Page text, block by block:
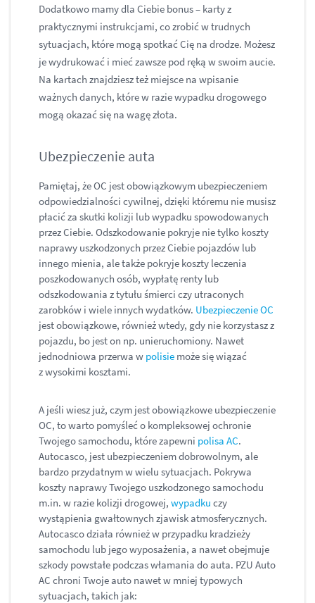
Dodatkowo mamy dla Ciebie bonus – karty z
praktycznymi instrukcjami, co zrobić w trudnych
sytuacjach, które mogą spotkać Cię na drodze. Możesz
je wydrukować i mieć zawsze pod ręką w swoim aucie.
Na kartach znajdziesz też miejsce na wpisanie
ważnych danych, które w razie wypadku drogowego
mogą okazać się na wagę złota.
Ubezpieczenie auta
Pamiętaj, że OC jest obowiązkowym ubezpieczeniem
odpowiedzialności cywilnej, dzięki któremu nie musisz
płacić za skutki kolizji lub wypadku spowodowanych
przez Ciebie. Odszkodowanie pokryje nie tylko koszty
naprawy uszkodzonych przez Ciebie pojazdów lub
innego mienia, ale także pokryje koszty leczenia
poszkodowanych osób, wypłatę renty lub
odszkodowania z tytułu śmierci czy utraconych
zarobków i wiele innych wydatków. Ubezpieczenie OC
jest obowiązkowe, również wtedy, gdy nie korzystasz z
pojazdu, bo jest on np. unieruchomiony. Nawet
jednodniowa przerwa w polisie może się wiązać
z wysokimi kosztami.
A jeśli wiesz już, czym jest obowiązkowe ubezpieczenie
OC, to warto pomyśleć o kompleksowej ochronie
Twojego samochodu, które zapewni polisa AC.
Autocasco, jest ubezpieczeniem dobrowolnym, ale
bardzo przydatnym w wielu sytuacjach. Pokrywa
koszty naprawy Twojego uszkodzonego samochodu
m.in. w razie kolizji drogowej, wypadku czy
wystąpienia gwałtownych zjawisk atmosferycznych.
Autocasco działa również w przypadku kradzieży
samochodu lub jego wyposażenia, a nawet obejmuje
szkody powstałe podczas włamania do auta. PZU Auto
AC chroni Twoje auto nawet w mniej typowych
sytuacjach, takich jak: